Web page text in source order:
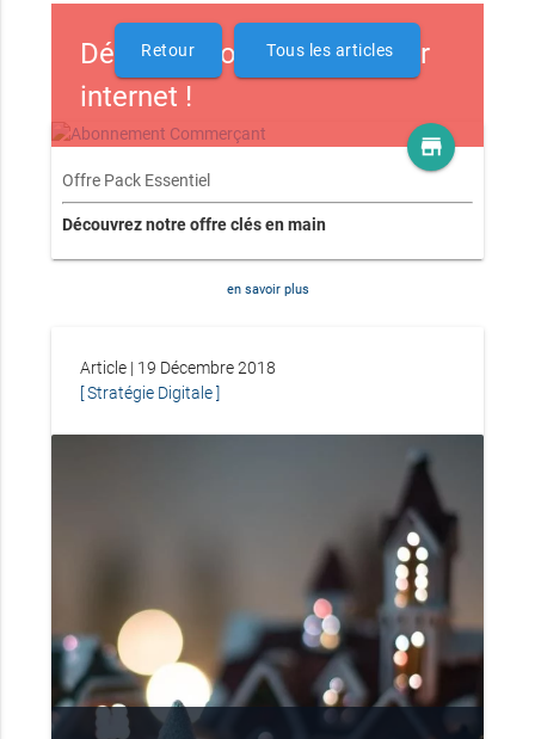
Retour Tous les articles
Décuplez votre visibilité sur
internet !
store
Offre Pack Essentiel
Découvrez notre offre clés en main
en savoir plus
Article | 19 Décembre 2018
[ Stratégie Digitale ]